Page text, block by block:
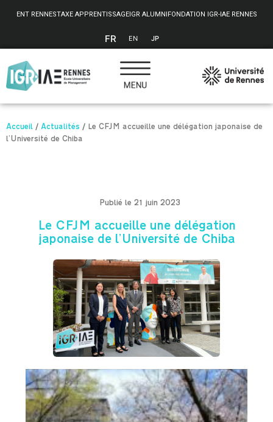
ENT RENNESTAXE APPRENTISSAGEIGR ALUMNIFONDATION IGR-IAE RENNES
FR EN JP
Accueil / Actualités / Le CFJM accueille une délégation japonaise de
l’Université de Chiba
Publié le 21 juin 2023
Le CFJM accueille une délégation
japonaise de l’Université de Chiba